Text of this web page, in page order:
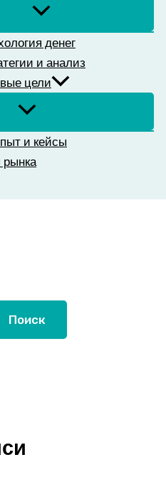
денег
и анализ
цели
и кейсы
рынка
Поиск